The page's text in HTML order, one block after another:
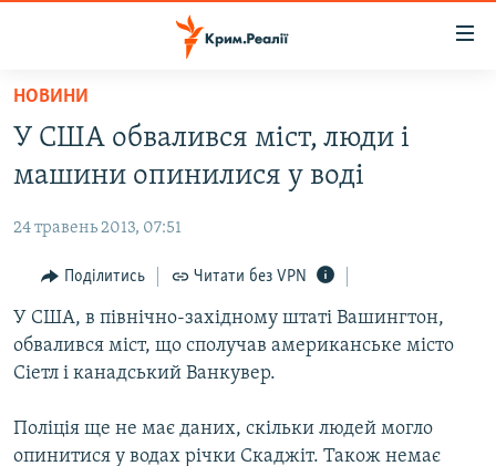
Перейти
основного
матеріалу
до
навігації
Перейти
до
пошуку
ПОЛІТИКА
БЛОГИ
ПОГЛЯД
ІНТЕРВ'Ю
СПЕЦПРОЕКТИ
НОВИНИ
У США обвалився міст, люди і
машини опинилися у воді
24 травень 2013, 07:51
Поділитись Читати без VPN
У США, в північно-західному штаті Вашингтон,
обвалився міст, що сполучав американське місто
Сіетл і канадський Ванкувер.
Поліція ще не має даних, скільки людей могло
опинитися у водах річки Скаджіт. Також немає